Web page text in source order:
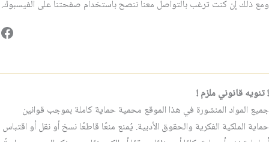
ومع ذلك إن كنت ترغب بالتواصل معنا ننصح باستخدام صفحتنا على الفيسبوك.
! تنويه قانوني ملزم !
جميع المواد المنشورة في هذا الموقع محمية حماية كاملة بموجب قوانين
حماية الملكية الفكرية والحقوق الأدبية. يُمنع منعًا قاطعًا نسخ أو نقل أو اقتباس